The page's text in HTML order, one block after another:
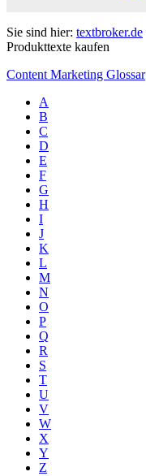
Sie sind hier: textbroker.de
Produkttexte kaufen
Content Marketing Glossar
A
B
C
D
E
F
G
H
I
J
K
L
M
N
O
P
Q
R
S
T
U
V
W
X
Y
Z